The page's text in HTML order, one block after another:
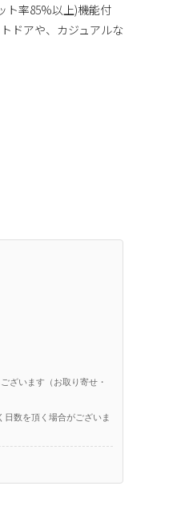
ト率85%以上)機能付
ドアや、カジュアルな
ざいます（お取り寄せ・
数を頂く場合がございま